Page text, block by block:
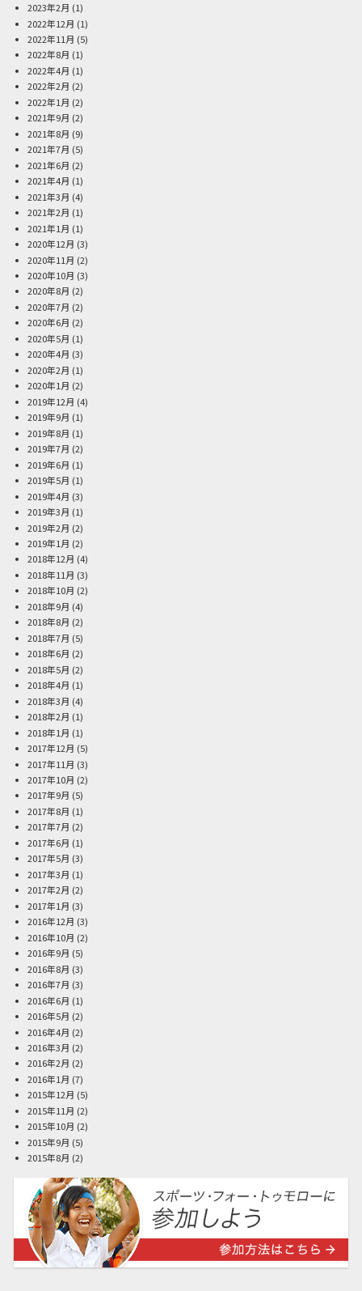
2023年2月 (1)
2022年12月 (1)
2022年11月 (5)
2022年8月 (1)
2022年4月 (1)
2022年2月 (2)
2022年1月 (2)
2021年9月 (2)
2021年8月 (9)
2021年7月 (5)
2021年6月 (2)
2021年4月 (1)
2021年3月 (4)
2021年2月 (1)
2021年1月 (1)
2020年12月 (3)
2020年11月 (2)
2020年10月 (3)
2020年8月 (2)
2020年7月 (2)
2020年6月 (2)
2020年5月 (1)
2020年4月 (3)
2020年2月 (1)
2020年1月 (2)
2019年12月 (4)
2019年9月 (1)
2019年8月 (1)
2019年7月 (2)
2019年6月 (1)
2019年5月 (1)
2019年4月 (3)
2019年3月 (1)
2019年2月 (2)
2019年1月 (2)
2018年12月 (4)
2018年11月 (3)
2018年10月 (2)
2018年9月 (4)
2018年8月 (2)
2018年7月 (5)
2018年6月 (2)
2018年5月 (2)
2018年4月 (1)
2018年3月 (4)
2018年2月 (1)
2018年1月 (1)
2017年12月 (5)
2017年11月 (3)
2017年10月 (2)
2017年9月 (5)
2017年8月 (1)
2017年7月 (2)
2017年6月 (1)
2017年5月 (3)
2017年3月 (1)
2017年2月 (2)
2017年1月 (3)
2016年12月 (3)
2016年10月 (2)
2016年9月 (5)
2016年8月 (3)
2016年7月 (3)
2016年6月 (1)
2016年5月 (2)
2016年4月 (2)
2016年3月 (2)
2016年2月 (2)
2016年1月 (7)
2015年12月 (5)
2015年11月 (2)
2015年10月 (2)
2015年9月 (5)
2015年8月 (2)